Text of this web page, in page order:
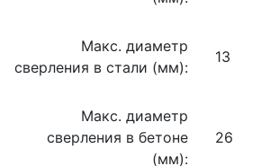
Макс. диаметр
сверления в стали (мм):
13
Макс. диаметр
сверления в бетоне
(мм):
26